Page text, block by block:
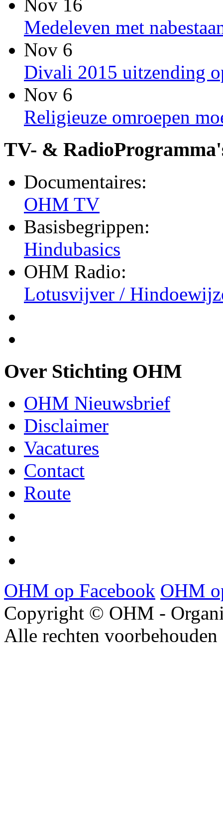
Nov 16
Medeleven met
Nov 6
Divali 2015 uitzending
Nov 6
Religieuze omroepen
TV- &
Documentaires:
OHM TV
Basisbegrippen:
Hindubasics
OHM Radio:
Lotusvijver /
Over Stichting OHM
OHM Nieuwsbrief
Disclaimer
Vacatures
Contact
Route
OHM op Facebook OHM
Copyright © OHM -
Alle rechten